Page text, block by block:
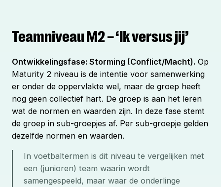
Teamniveau M2 – ‘Ik versus jij’
Ontwikkelingsfase: Storming (Conflict/Macht). Op
Maturity 2 niveau is de intentie voor samenwerking
er onder de oppervlakte wel, maar de groep heeft
nog geen collectief hart. De groep is aan het leren
wat de normen en waarden zijn. In deze fase stemt
de groep in sub-groepjes af. Per sub-groepje gelden
dezelfde normen en waarden.
In voetbaltermen is dit niveau te vergelijken met
een (junioren) team waarin wordt
samengespeeld, maar waar de onderlinge